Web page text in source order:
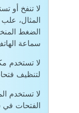
لا تنفخ أو
المثال، علب
الضغط
سماعة
لا تستخدم
لتنظيف
لا تستخدم
الفتحات في